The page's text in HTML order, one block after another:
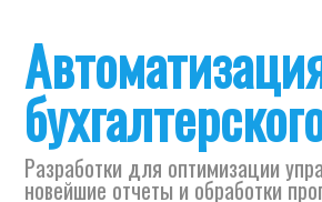
Разработки для оптимизации
новейшие отчеты и обработки